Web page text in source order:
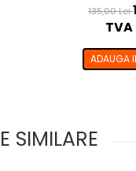
135,00 Lei
ADAUGA
SIMILARE